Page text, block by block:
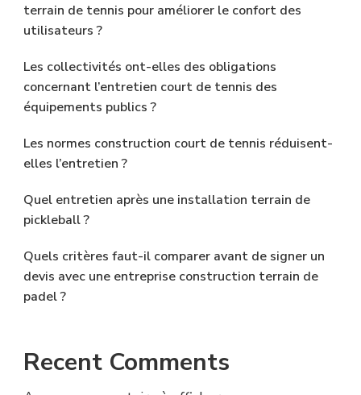
terrain de tennis pour améliorer le confort des
utilisateurs ?
Les collectivités ont-elles des obligations
concernant l’entretien court de tennis des
équipements publics ?
Les normes construction court de tennis réduisent-
elles l’entretien ?
Quel entretien après une installation terrain de
pickleball ?
Quels critères faut-il comparer avant de signer un
devis avec une entreprise construction terrain de
padel ?
Recent Comments